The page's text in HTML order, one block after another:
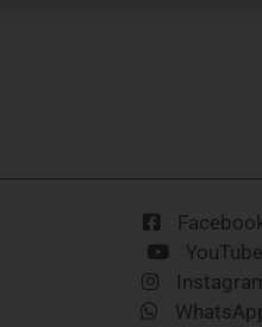
YouTube